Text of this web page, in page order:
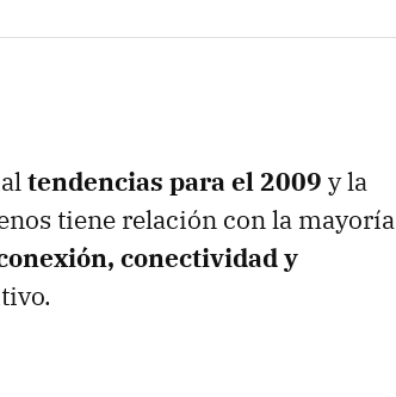
tendencias para el 2009 y la
tiene relación con la mayoría
conectividad y